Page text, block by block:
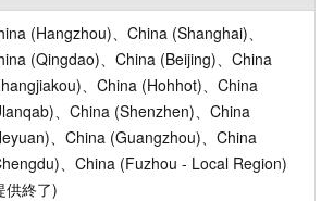
(Hangzhou)、China (Shanghai)、
(Qingdao)、China (Beijing)、China
、China (Hohhot)、China
、China (Shenzhen)、China
、China (Guangzhou)、China
、China (Fuzhou - Local Region)
供終了)